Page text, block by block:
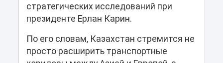
стратегических исследований при
президенте Ерлан Карин.
По его словам, Казахстан стремится не
просто расширить транспортные